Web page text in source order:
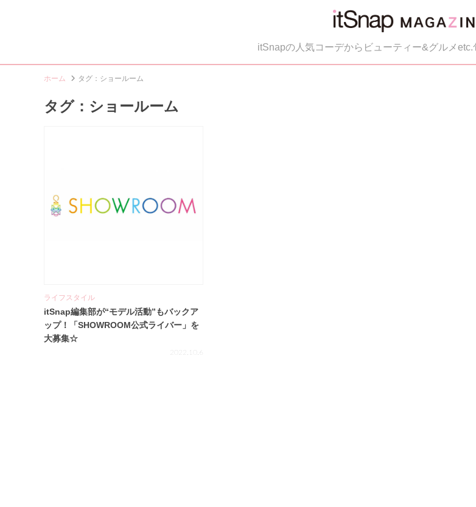
itSnapの人気コーデからビューティー&グルメ
ホーム タグ：ショールーム
タグ：ショールーム
ライフスタイル
itSnap編集部が“モデル活動”もバックア
ップ！「SHOWROOM公式ライバー」を
大募集☆
2022.10.6